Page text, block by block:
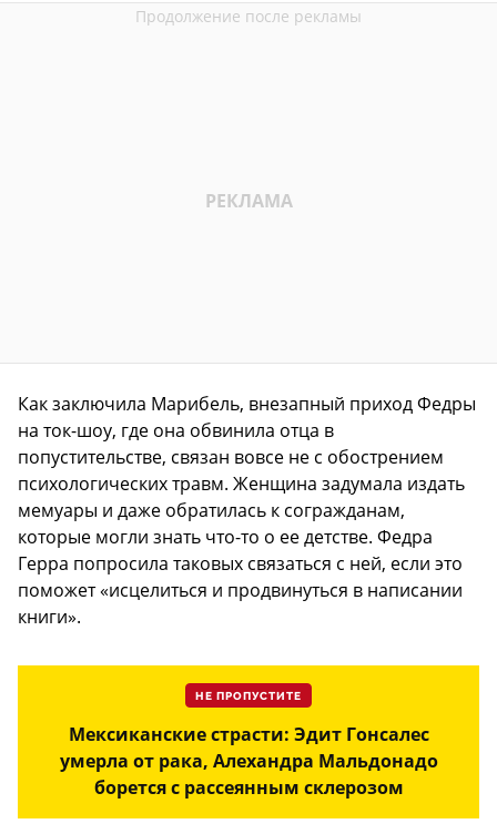
Как заключила Марибель, внезапный приход Федры
на ток-шоу, где она обвинила отца в
попустительстве, связан вовсе не с обострением
психологических травм. Женщина задумала издать
мемуары и даже обратилась к согражданам,
которые могли знать что-то о ее детстве. Федра
Герра попросила таковых связаться с ней, если это
поможет «исцелиться и продвинуться в написании
книги».
НЕ ПРОПУСТИТЕ
Мексиканские страсти: Эдит Гонсалес
умерла от рака, Алехандра Мальдонадо
борется с рассеянным склерозом